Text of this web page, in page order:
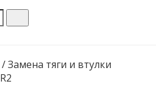
/Замена тяги и втулки
R2